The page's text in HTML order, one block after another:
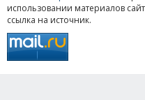
использовании материалов
ссылка на источник.